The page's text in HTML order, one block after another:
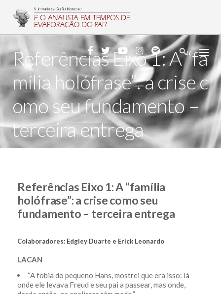
content
Referências Eixo 1: A “fa
mília holófrase”: a crise c
omo seu fundamento –
terceira entrega
Referências Eixo 1: A “família
holófrase”: a crise como seu
fundamento – terceira entrega
Colaboradores: Edgley Duarte e Erick Leonardo
LACAN
“A fobia do pequeno Hans, mostrei que era isso: lá
onde ele levava Freud e seu pai a passear, mas onde,